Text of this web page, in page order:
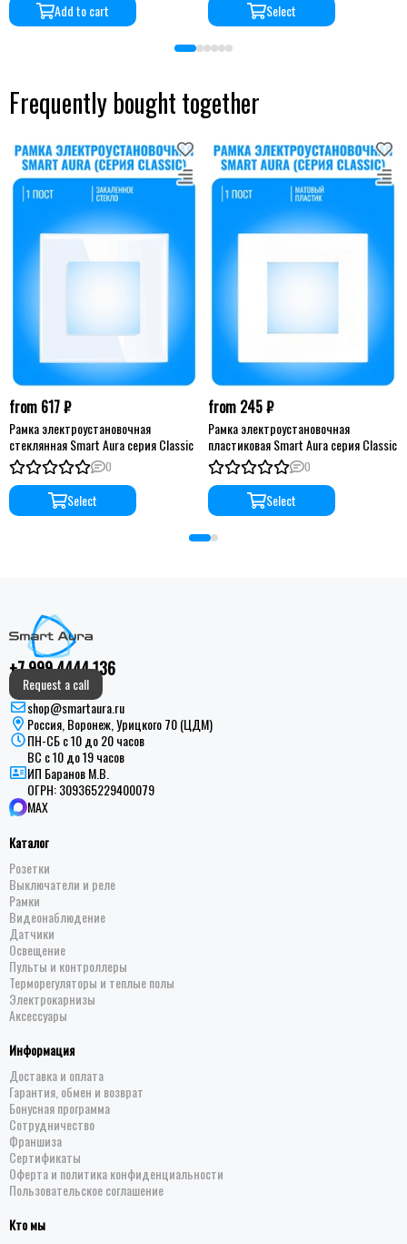
Add to cart Select
Frequently bought together
from 617 ₽
Рамка электроустановочная
стеклянная Smart Aura серия Classic
0
Select
from 245 ₽
Рамка электроустановочная
пластиковая Smart Aura серия Classic
0
Select
+7 999 4444 136
Request a call
shop@smartaura.ru
Россия, Воронеж, Урицкого 70 (ЦДМ)
ПН-СБ с 10 до 20 часов
ВС с 10 до 19 часов
ИП Баранов М.В.
ОГРН:309365229400079
MAX
Каталог
Розетки
Выключатели и реле
Рамки
Видеонаблюдение
Датчики
Освещение
Пульты и контроллеры
Терморегуляторы и теплые полы
Электрокарнизы
Аксессуары
Информация
Доставка и оплата
Гарантия, обмен и возврат
Бонусная программа
Сотрудничество
Франшиза
Сертификаты
Оферта и политика конфиденциальности
Пользовательское соглашение
Кто мы